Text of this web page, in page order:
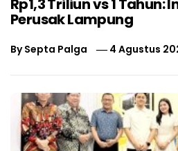
Rp1,3 Triliun vs 1 Tahun:
Perusak Lampung
BySepta Palga 4 Agustus